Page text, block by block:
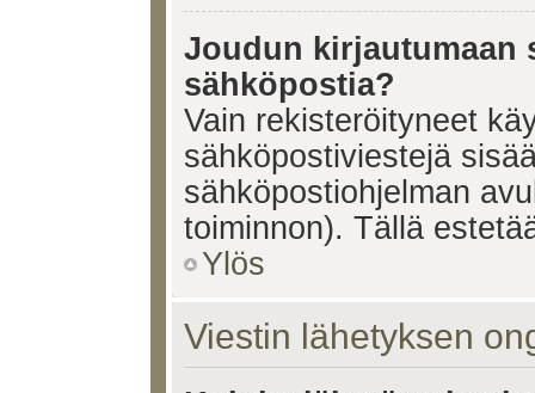
Joudun kirjautumaan
sähköpostia?
Vain rekisteröityneet
sähköpostiviestejä
sähköpostiohjelman
toiminnon). Tällä
Ylös
Viestin lähetyksen